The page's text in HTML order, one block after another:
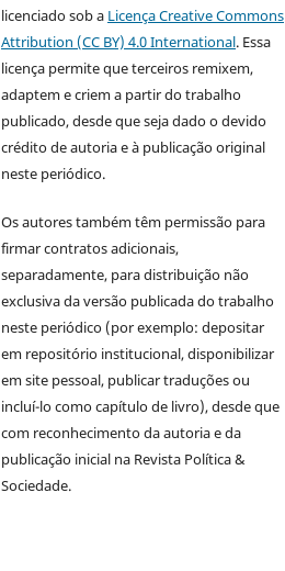
licenciado sob a Licença Creative Commons
Attribution (CC BY) 4.0 International. Essa
licença permite que terceiros remixem,
adaptem e criem a partir do trabalho
publicado, desde que seja dado o devido
crédito de autoria e à publicação original
neste periódico.
Os autores também têm permissão para
firmar contratos adicionais,
separadamente, para distribuição não
exclusiva da versão publicada do trabalho
neste periódico (por exemplo: depositar
em repositório institucional, disponibilizar
em site pessoal, publicar traduções ou
incluí-lo como capítulo de livro), desde que
com reconhecimento da autoria e da
publicação inicial na Revista Política &
Sociedade.